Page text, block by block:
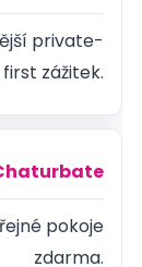
private-
first zážitek.
pokoje
zdarma.